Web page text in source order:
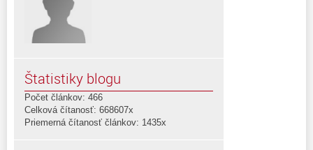
Štatistiky blogu
Počet článkov: 466
Celková čítanosť: 668607x
Priemerná čítanosť článkov: 1435x